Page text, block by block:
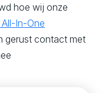
hoe wij onze
In-One
gerust contact met